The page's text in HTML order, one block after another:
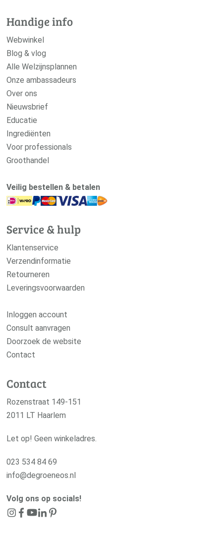
Handige info
Webwinkel
Blog & vlog
Alle Welzijnsplannen
Onze ambassadeurs
Over ons
Nieuwsbrief
Educatie
Ingrediënten
Voor professionals
Groothandel
Veilig bestellen & betalen
Service & hulp
Klantenservice
Verzendinformatie
Retourneren
Leveringsvoorwaarden
Inloggen account
Consult aanvragen
Doorzoek de website
Contact
Contact
Rozenstraat 149-151
2011 LT Haarlem
Let op! Geen winkeladres.
023 534 84 69
info@degroeneos.nl
Volg ons op socials!